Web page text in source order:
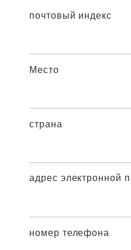
почтовый индекс
Место
страна
адрес электронной
номер телефона